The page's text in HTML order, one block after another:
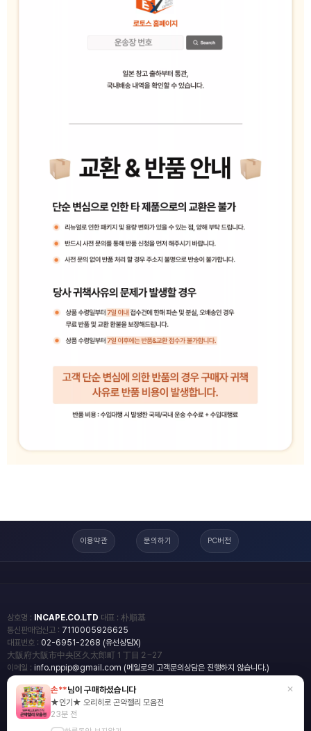
이용약관 문의하기 PC버전
상호명 : INCAPE.CO.LTD 대표 : 朴順基
통신판매업신고 : 7110005926625
대표번호 : 02-6951-2268 (유선상담X)
大阪府大阪市中央区久太郎町１丁目２−27
이메일 : info.nppip@gmail.com (메일로의 고객문의상담은 진행하지 않습니다.)
copyright
일본직구쇼핑몰 엔핍
2018 All rights reserved.
손**님이 구매하셨습니다
★인기★ 오리히로 곤약젤리 모음전
23분 전
×